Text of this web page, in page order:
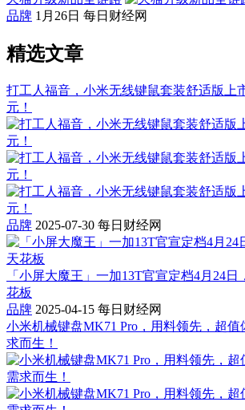
品牌 1月26日 每日财经网
精选文章
打工人福音，小米无线键鼠套装舒适版上
元！
品牌 2025-07-30 每日财经网
「小屏大魔王」一加13T官宣定档4月24
花板
品牌 2025-04-15 每日财经网
小米机械键盘MK71 Pro，用料领先，超
求而生！